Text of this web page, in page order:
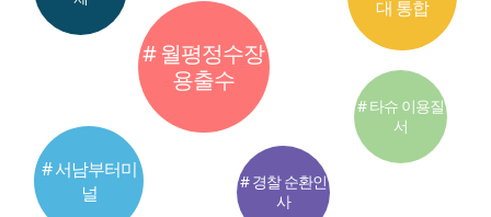
# 월평정수장
용출수
# 서남부터미
널
대 통합
# 경찰 순환인
사
# 타슈 이용질
서